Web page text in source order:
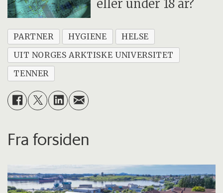
eller under 18 år?
PARTNER HYGIENE
HELSE
UIT NORGES ARKTISKE UNIVERSITET
TENNER
Fra forsiden